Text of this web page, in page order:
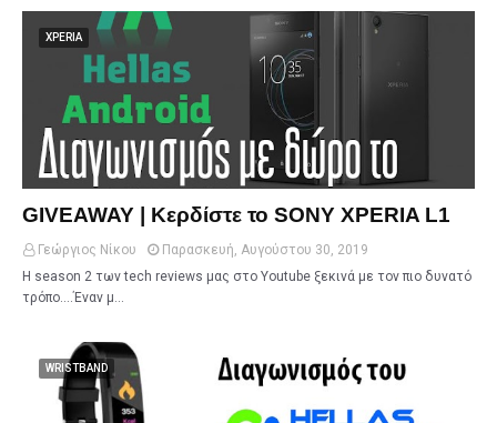
XPERIA
GIVEAWAY | Κερδίστε το SONY XPERIA L1
Γεώργιος Νίκου
Παρασκευή, Αυγούστου 30, 2019
Η season 2 των tech reviews μας στο Youtube ξεκινά με τον πιο δυνατό
τρόπο....Έναν μ…
WRISTBAND